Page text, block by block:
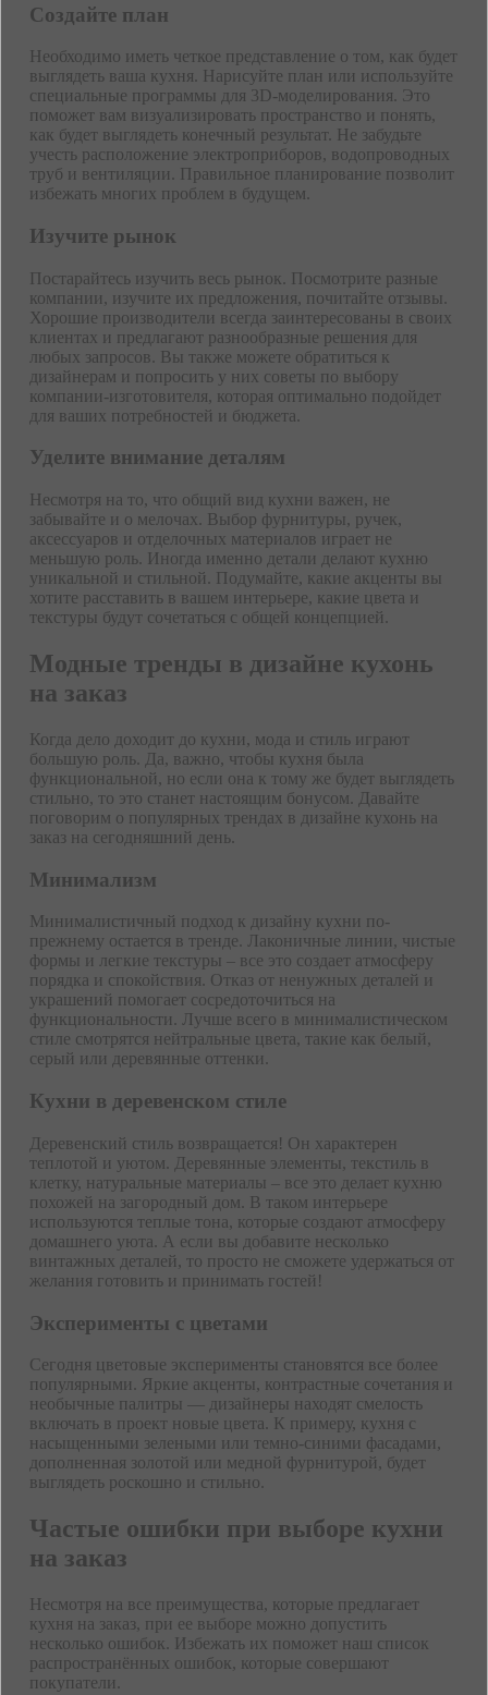
Создайте план
Необходимо иметь четкое представление о том, как будет
выглядеть ваша кухня. Нарисуйте план или используйте
специальные программы для 3D-моделирования. Это
поможет вам визуализировать пространство и понять,
как будет выглядеть конечный результат. Не забудьте
учесть расположение электроприборов, водопроводных
труб и вентиляции. Правильное планирование позволит
избежать многих проблем в будущем.
Изучите рынок
Постарайтесь изучить весь рынок. Посмотрите разные
компании, изучите их предложения, почитайте отзывы.
Хорошие производители всегда заинтересованы в своих
клиентах и предлагают разнообразные решения для
любых запросов. Вы также можете обратиться к
дизайнерам и попросить у них советы по выбору
компании-изготовителя, которая оптимально подойдет
для ваших потребностей и бюджета.
Уделите внимание деталям
Несмотря на то, что общий вид кухни важен, не
забывайте и о мелочах. Выбор фурнитуры, ручек,
аксессуаров и отделочных материалов играет не
меньшую роль. Иногда именно детали делают кухню
уникальной и стильной. Подумайте, какие акценты вы
хотите расставить в вашем интерьере, какие цвета и
текстуры будут сочетаться с общей концепцией.
Модные тренды в дизайне кухонь
на заказ
Когда дело доходит до кухни, мода и стиль играют
большую роль. Да, важно, чтобы кухня была
функциональной, но если она к тому же будет выглядеть
стильно, то это станет настоящим бонусом. Давайте
поговорим о популярных трендах в дизайне кухонь на
заказ на сегодняшний день.
Минимализм
Минималистичный подход к дизайну кухни по-
прежнему остается в тренде. Лаконичные линии, чистые
формы и легкие текстуры – все это создает атмосферу
порядка и спокойствия. Отказ от ненужных деталей и
украшений помогает сосредоточиться на
функциональности. Лучше всего в минималистическом
стиле смотрятся нейтральные цвета, такие как белый,
серый или деревянные оттенки.
Кухни в деревенском стиле
Деревенский стиль возвращается! Он характерен
теплотой и уютом. Деревянные элементы, текстиль в
клетку, натуральные материалы – все это делает кухню
похожей на загородный дом. В таком интерьере
используются теплые тона, которые создают атмосферу
домашнего уюта. А если вы добавите несколько
винтажных деталей, то просто не сможете удержаться от
желания готовить и принимать гостей!
Эксперименты с цветами
Сегодня цветовые эксперименты становятся все более
популярными. Яркие акценты, контрастные сочетания и
необычные палитры — дизайнеры находят смелость
включать в проект новые цвета. К примеру, кухня с
насыщенными зелеными или темно-синими фасадами,
дополненная золотой или медной фурнитурой, будет
выглядеть роскошно и стильно.
Частые ошибки при выборе кухни
на заказ
Несмотря на все преимущества, которые предлагает
кухня на заказ, при ее выборе можно допустить
несколько ошибок. Избежать их поможет наш список
распространённых ошибок, которые совершают
покупатели.